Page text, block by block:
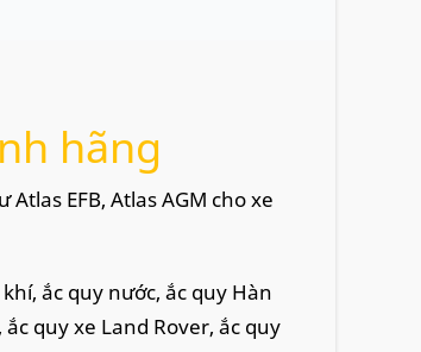
hãng
EFB, Atlas AGM cho xe
ắc quy nước, ắc quy Hàn
quy xe Land Rover, ắc quy